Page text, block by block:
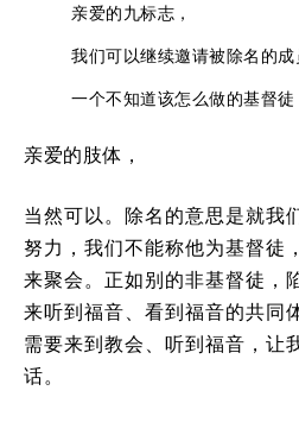
亲爱的九标志，
我们可以继续邀请被除名的成
一个不知道该怎么做的基督徒
亲爱的肢体，
当然可以。除名的意思是就我
努力，我们不能称他为基督徒
来聚会。正如别的非基督徒，
来听到福音、看到福音的共同
需要来到教会、听到福音，让
话。